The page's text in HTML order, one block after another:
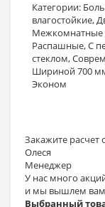
Категории:
влагостойкие,
Межкомнатные
Распашные,С
стеклом,
Шириной 700
Эконом
Закажите расчет
Олеся
Менеджер
У нас много
и мы вышлем вам
Выбранный